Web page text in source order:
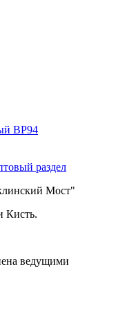
BP94
раздел
Мост"
Кисть.
ведущими